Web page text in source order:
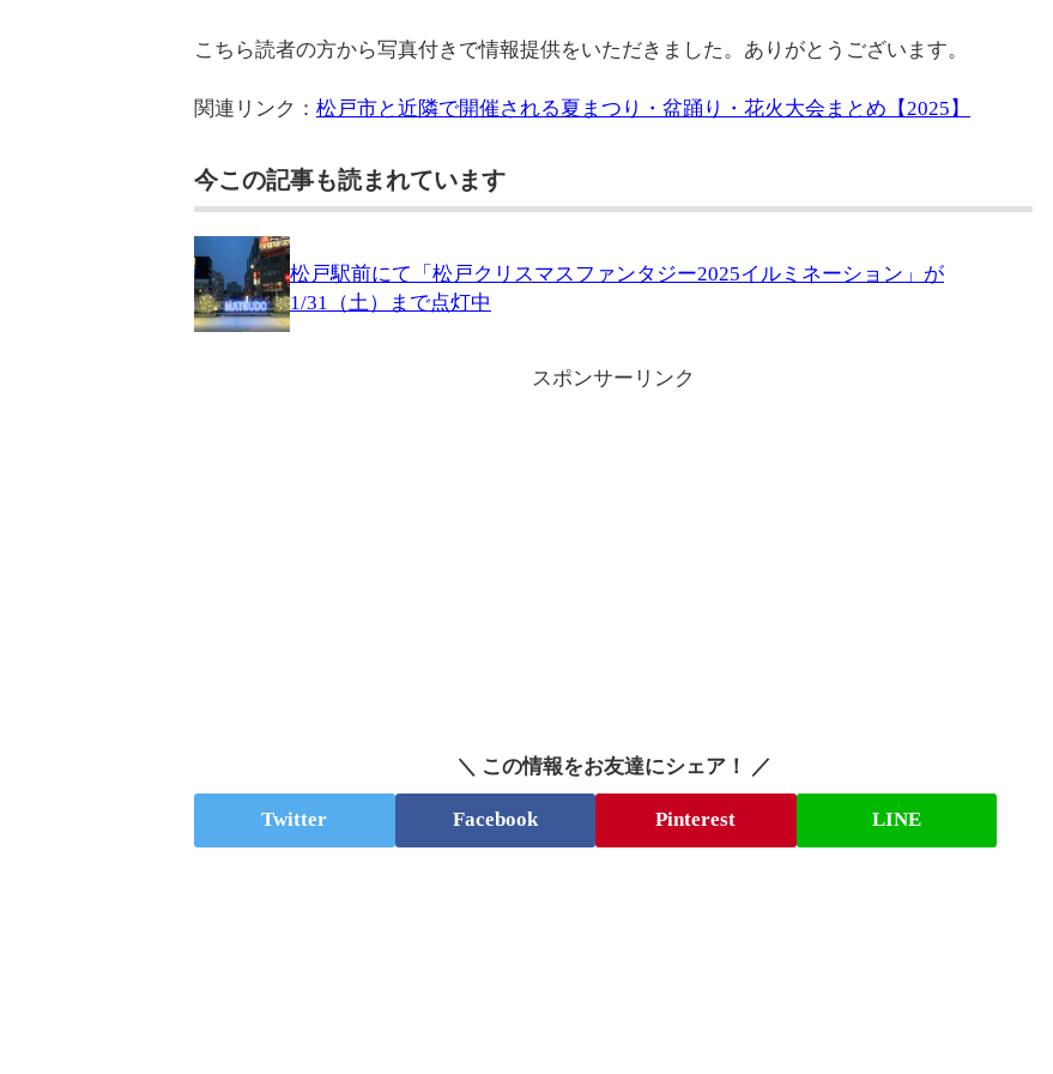
こちら読者の方から写真付きで情報提供をいただきました。ありがとうございます。
関連リンク： 松戸市と近隣で開催される夏まつり・盆踊り・花火大会まとめ【2025】
今この記事も読まれています
松戸駅前にて「松戸クリスマスファンタジー2025イルミネーション」が
1/31（土）まで点灯中
スポンサーリンク
＼ この情報をお友達にシェア！ ／
Twitter Facebook Pinterest LINE